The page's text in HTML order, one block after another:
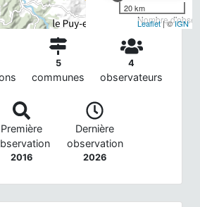
Nombre
20 km
Leaflet| ©IGN
5
communes
4
observateurs
Première
2016
Dernière
observation
2026